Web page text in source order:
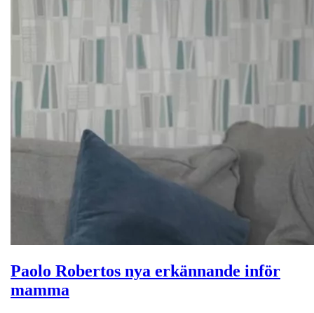
Paolo Robertos nya erkännande inför
mamma